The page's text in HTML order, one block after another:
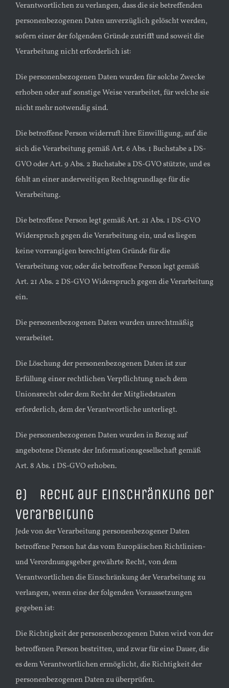
Verantwortlichen zu verlangen, dass die sie betreffenden
personenbezogenen Daten unverzüglich gelöscht werden,
sofern einer der folgenden Gründe zutrifft und soweit die
Verarbeitung nicht erforderlich ist:
Die personenbezogenen Daten wurden für solche Zwecke
erhoben oder auf sonstige Weise verarbeitet, für welche sie
nicht mehr notwendig sind.
Die betroffene Person widerruft ihre Einwilligung, auf die
sich die Verarbeitung gemäß Art. 6 Abs. 1 Buchstabe a DS-
GVO oder Art. 9 Abs. 2 Buchstabe a DS-GVO stützte, und es
fehlt an einer anderweitigen Rechtsgrundlage für die
Verarbeitung.
Die betroffene Person legt gemäß Art. 21 Abs. 1 DS-GVO
Widerspruch gegen die Verarbeitung ein, und es liegen
keine vorrangigen berechtigten Gründe für die
Verarbeitung vor, oder die betroffene Person legt gemäß
Art. 21 Abs. 2 DS-GVO Widerspruch gegen die Verarbeitung
ein.
Die personenbezogenen Daten wurden unrechtmäßig
verarbeitet.
Die Löschung der personenbezogenen Daten ist zur
Erfüllung einer rechtlichen Verpflichtung nach dem
Unionsrecht oder dem Recht der Mitgliedstaaten
erforderlich, dem der Verantwortliche unterliegt.
Die personenbezogenen Daten wurden in Bezug auf
angebotene Dienste der Informationsgesellschaft gemäß
Art. 8 Abs. 1 DS-GVO erhoben.
e) Recht auf Einschränkung der
Verarbeitung
Jede von der Verarbeitung personenbezogener Daten
betroffene Person hat das vom Europäischen Richtlinien-
und Verordnungsgeber gewährte Recht, von dem
Verantwortlichen die Einschränkung der Verarbeitung zu
verlangen, wenn eine der folgenden Voraussetzungen
gegeben ist:
Die Richtigkeit der personenbezogenen Daten wird von der
betroffenen Person bestritten, und zwar für eine Dauer, die
es dem Verantwortlichen ermöglicht, die Richtigkeit der
personenbezogenen Daten zu überprüfen.